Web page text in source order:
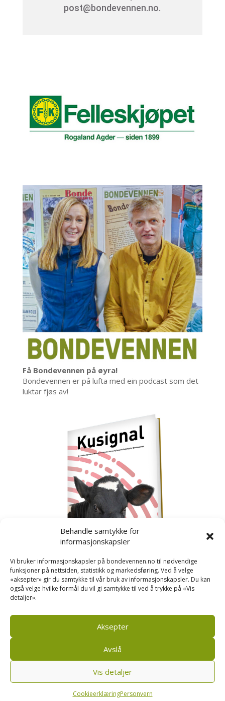
Behandle samtykke for
informasjonskapsler
Vi bruker informasjonskapsler på bondevennen.no til nødvendige
funksjoner på nettsiden, statistikk og markedsføring. Ved å velge
«aksepter» gir du samtykke til vår bruk av informasjonskapsler. Du kan
også velge hvilke formål du vil gi samtykke til ved å trykke på «Vis
detaljer».
Aksepter
Avslå
Vis detaljer
CookieerklæringPersonvern
post@bondevennen.no.
Få Bondevennen på øyra!
Bondevennen er på lufta med ein podcast som det
luktar fjøs av!
Kusignal
om kusignal i eit eige hefte.
Bondevennen AS, Pb 208, sentrum, 4001 Stavanger
Personvern og cookies regler